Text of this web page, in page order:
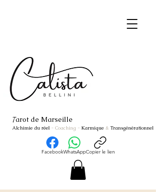
Tarot de Marseille
Alchimie du réel - Coaching - Karmique & Transgénérationnel
FacebookWhatsAppCopier le lien